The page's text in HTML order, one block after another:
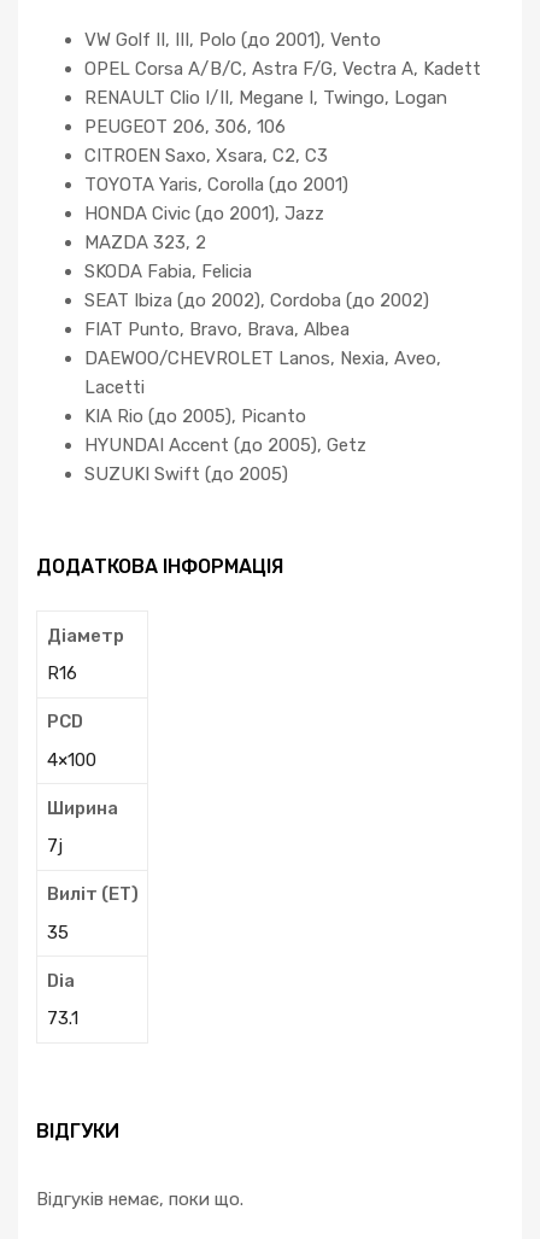
VW Golf II, III, Polo (до 2001), Vento
OPEL Corsa A/B/C, Astra F/G, Vectra A, Kadett
RENAULT Clio I/II, Megane I, Twingo, Logan
PEUGEOT 206, 306, 106
CITROEN Saxo, Xsara, C2, C3
TOYOTA Yaris, Corolla (до 2001)
HONDA Civic (до 2001), Jazz
MAZDA 323, 2
SKODA Fabia, Felicia
SEAT Ibiza (до 2002), Cordoba (до 2002)
FIAT Punto, Bravo, Brava, Albea
DAEWOO/CHEVROLET Lanos, Nexia, Aveo,
Lacetti
KIA Rio (до 2005), Picanto
HYUNDAI Accent (до 2005), Getz
SUZUKI Swift (до 2005)
ДОДАТКОВА ІНФОРМАЦІЯ
Діаметр
R16
PCD
4×100
Ширина
7j
Виліт (ЕТ)
35
Dia
73.1
ВІДГУКИ
Відгуків немає, поки що.